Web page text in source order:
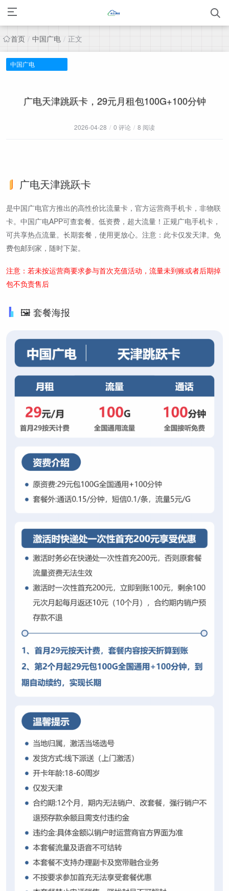
首页 / 中国广电 / 正文
中国广电
广电天津跳跃卡，29元月租包100G+100分钟
2026-04-28 / 0 评论 / 8 阅读
广电天津跳跃卡
是中国广电官方推出的高性价比流量卡，官方运营商手机卡，非物联
卡。中国广电APP可查套餐。低资费，超大流量！正规广电手机卡，
可共享热点流量。长期套餐，使用更放心。注意：此卡仅发天津。免
费包邮到家，随时下架。
注意：若未按运营商要求参与首次充值活动，流量未到账或者后期掉
包不负责售后
🖼️ 套餐海报